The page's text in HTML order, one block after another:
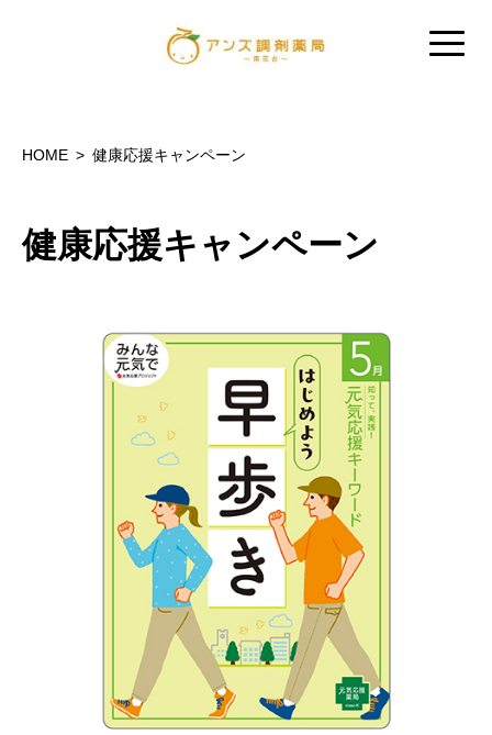
HOME 健康応援キャンペーン
健康応援キャンペーン